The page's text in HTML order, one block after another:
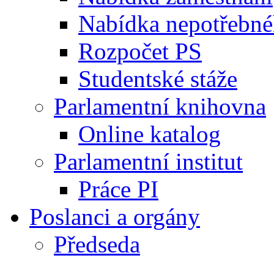
Nabídka
Rozpočet PS
Studentské stáže
Parlamentní knihovna
Online katalog
Parlamentní institut
Práce PI
Poslanci a orgány
Předseda